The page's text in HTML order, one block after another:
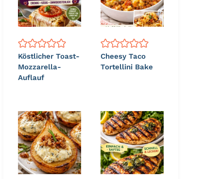
Köstlicher Toast-
Mozzarella-
Auflauf
Cheesy Taco
Tortellini Bake